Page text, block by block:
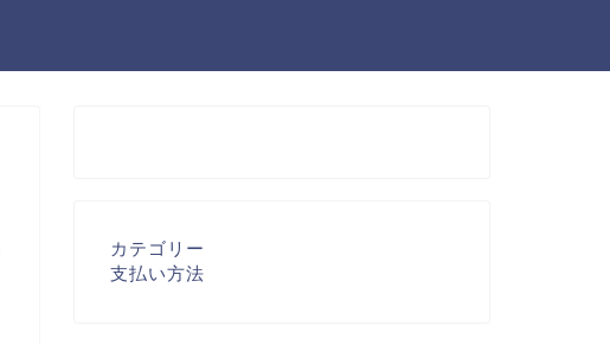
カテゴリー
支払い方法